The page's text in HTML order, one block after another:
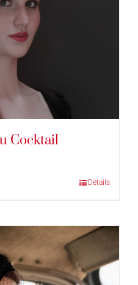
Cocktail
Détails